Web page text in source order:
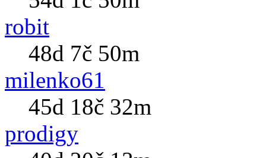
robit
48d 7č 50m
milenko61
45d 18č 32m
prodigy